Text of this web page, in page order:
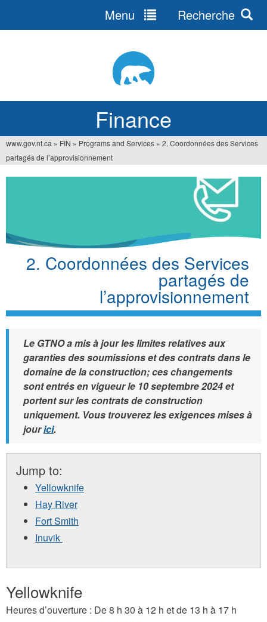
Finance
Menu Recherche
You
are
www.gov.nt.ca » FIN » Programs and Services » 2. Coordonnées des Services
partagés de l’approvisionnement
2. Coordonnées des Services
partagés de
l’approvisionnement
Le GTNO a mis à jour les limites relatives aux
garanties des soumissions et des contrats dans le
domaine de la construction; ces changements
sont entrés en vigueur le 10 septembre 2024 et
portent sur les contrats de construction
uniquement. Vous trouverez les exigences mises à
jourici.
Jump to:
Yellowknife
Hay River
Fort Smith
Inuvik
Yellowknife
Heures d’ouverture : De 8 h 30 à 12 h et de 13 h à 17 h